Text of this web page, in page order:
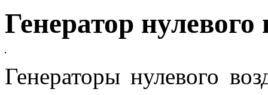
Генератор
Генераторы нулевого